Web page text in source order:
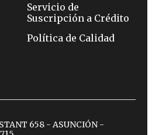
Servicio de
Suscripción a Crédito
Política de Calidad
658 - ASUNCIÓN -